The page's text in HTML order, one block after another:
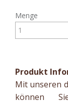
Menge
Produkt
Mit unseren
können